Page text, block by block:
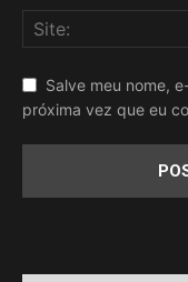
Salve meu nome,
próxima vez que eu